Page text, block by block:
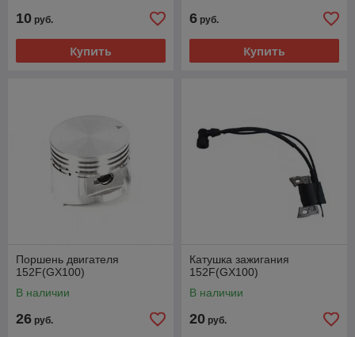
10 руб.
Купить
6 руб.
Купить
Поршень двигателя
152F(GX100)
В наличии
26 руб.
Катушка зажигания
152F(GX100)
В наличии
20 руб.